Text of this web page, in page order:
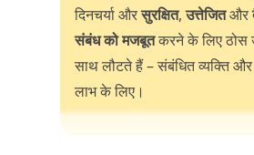
दिनचर्या औरसुरक्षित,उत्तेजितऔर
संबंध को मजबूतकरने के लिए
साथ लौटते हैं – संबंधित व्यक्ति और
लाभ के लिए।